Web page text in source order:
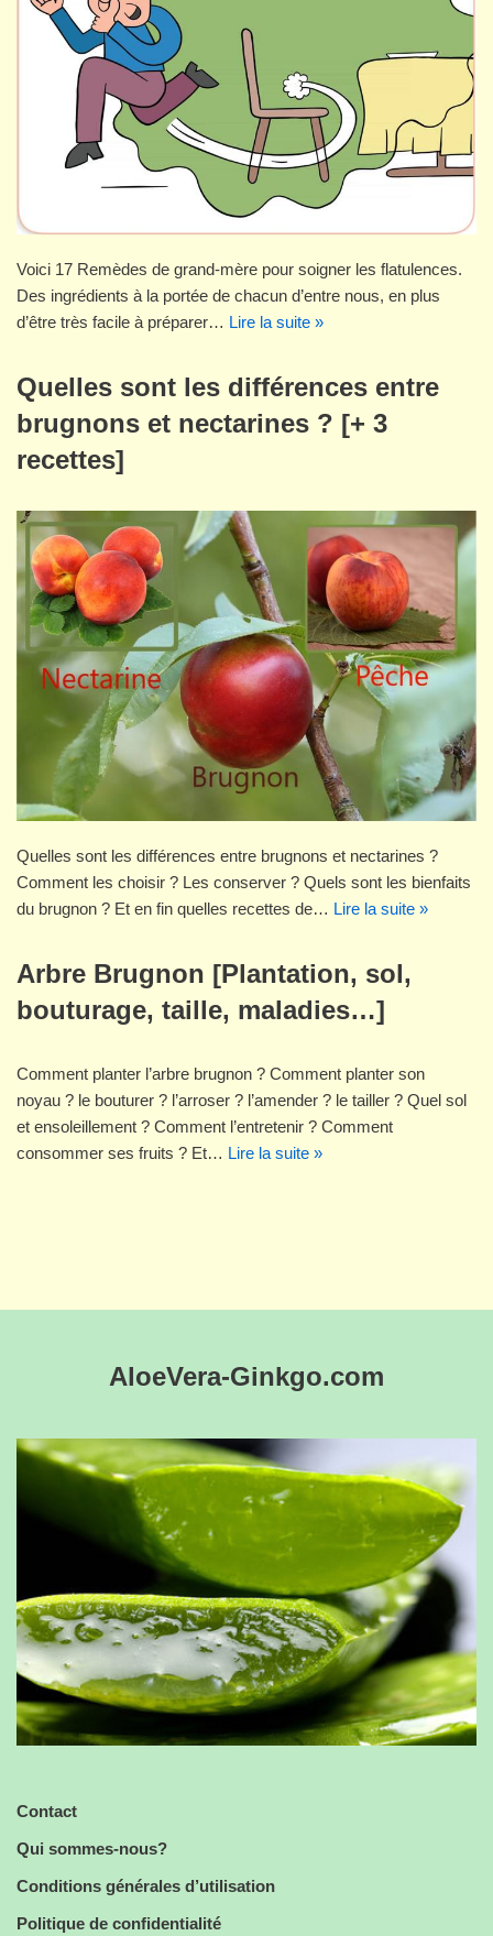
Voici 17 Remèdes de grand-mère pour soigner les flatulences.
Des ingrédients à la portée de chacun d’entre nous, en plus
d’être très facile à préparer… Lire la suite »
Quelles sont les différences entre
brugnons et nectarines ? [+ 3
recettes]
Quelles sont les différences entre brugnons et nectarines ?
Comment les choisir ? Les conserver ? Quels sont les bienfaits
du brugnon ? Et en fin quelles recettes de… Lire la suite »
Arbre Brugnon [Plantation, sol,
bouturage, taille, maladies…]
Comment planter l’arbre brugnon ? Comment planter son
noyau ? le bouturer ? l’arroser ? l’amender ? le tailler ? Quel sol
et ensoleillement ? Comment l’entretenir ? Comment
consommer ses fruits ? Et… Lire la suite »
AloeVera-Ginkgo.com
Contact
Qui sommes-nous?
Conditions générales d’utilisation
Politique de confidentialité